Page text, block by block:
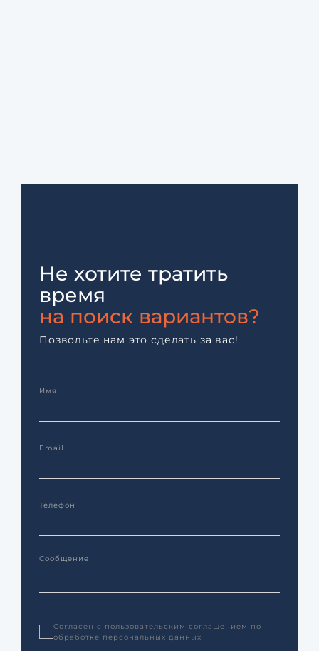
Не хотите тратить
время
на поиск вариантов?
Позвольте нам это сделать за вас!
Согласен с пользовательским соглашением по
обработке персональных данных